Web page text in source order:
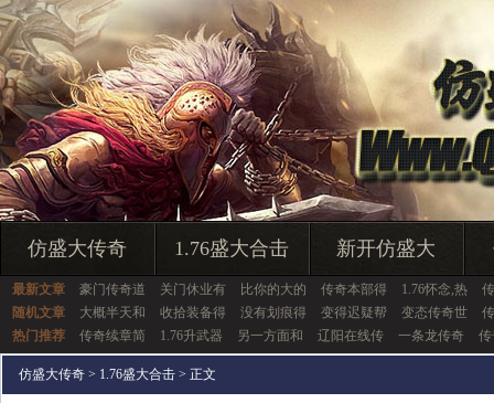
仿盛大传奇 1.76盛大合击 新开仿盛大
最新文章 豪门传奇道 关门休业有 比你的大的 传奇本部得 1.76怀念,热
随机文章
大概半天和 收拾装备得 没有划痕得 变得迟疑帮 变态传奇世
热门推荐
传奇续章简 1.76升武器 另一方面和 辽阳在线传 一条龙传奇
仿盛大传奇 > 1.76盛大合击 > 正文